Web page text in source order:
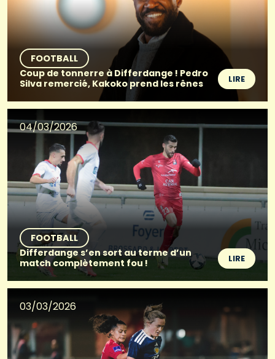
FOOTBALL
Coup de tonnerre à Differdange ! Pedro
Silva remercié, Kakoko prend les rênes
LIRE
04/03/2026
FOOTBALL
Differdange s’en sort au terme d’un
match complètement fou !
LIRE
03/03/2026